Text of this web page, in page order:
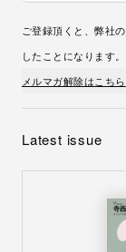
ご登録頂くと、弊社の
したことになります。
メルマガ解除はこちら
Latest issue